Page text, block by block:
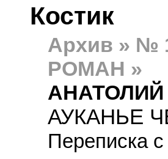
Костик
Архив » №
РОМАН »
АУКАНЬЕ
Переписка